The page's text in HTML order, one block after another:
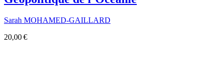
Sarah MOHAMED-GAILLARD
20,00 €